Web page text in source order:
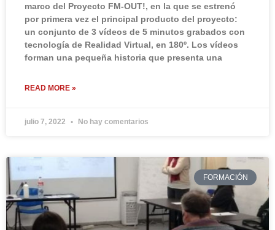
marco del Proyecto FM-OUT!, en la que se estrenó
por primera vez el principal producto del proyecto:
un conjunto de 3 vídeos de 5 minutos grabados con
tecnología de Realidad Virtual, en 180º. Los vídeos
forman una pequeña historia que presenta una
READ MORE »
julio 7, 2022 No hay comentarios
FORMACIÓN